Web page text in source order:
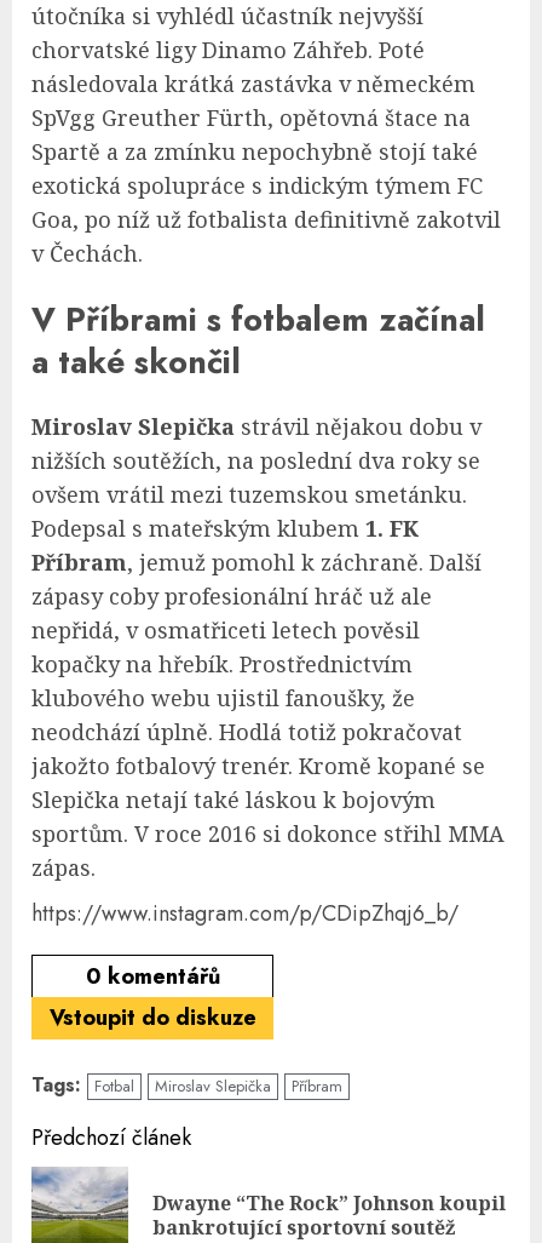
útočníka si vyhlédl účastník nejvyšší
chorvatské ligy Dinamo Záhřeb. Poté
následovala krátká zastávka v německém
SpVgg Greuther Fürth, opětovná štace na
Spartě a za zmínku nepochybně stojí také
exotická spolupráce s indickým týmem FC
Goa, po níž už fotbalista definitivně zakotvil
v Čechách.
V Příbrami s fotbalem začínal
a také skončil
Miroslav Slepička strávil nějakou dobu v
nižších soutěžích, na poslední dva roky se
ovšem vrátil mezi tuzemskou smetánku.
Podepsal s mateřským klubem 1. FK
Příbram, jemuž pomohl k záchraně. Další
zápasy coby profesionální hráč už ale
nepřidá, v osmatřiceti letech pověsil
kopačky na hřebík. Prostřednictvím
klubového webu ujistil fanoušky, že
neodchází úplně. Hodlá totiž pokračovat
jakožto fotbalový trenér. Kromě kopané se
Slepička netají také láskou k bojovým
sportům. V roce 2016 si dokonce střihl MMA
zápas.
https://www.instagram.com/p/CDipZhqj6_b/
0 komentářů
Vstoupit do diskuze
Tags: Fotbal Miroslav Slepička Příbram
Continue
Reading
Předchozí článek
Dwayne “The Rock” Johnson koupil
bankrotující sportovní soutěž